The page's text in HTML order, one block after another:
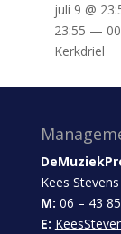
juli 9 @
23:55 —
Kerkdriel
Kees Stevens
M: 06 – 43
E: